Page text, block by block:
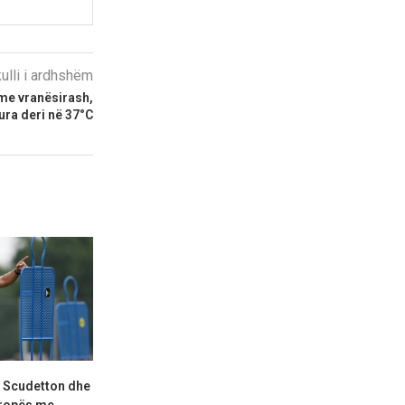
i ardhshëm
vranësirash,
deri në 37°C
dhe